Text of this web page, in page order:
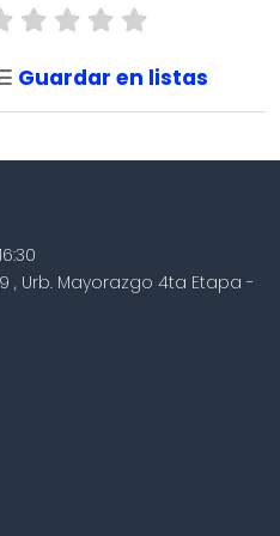
Guardar en listas
, Urb. Mayorazgo 4ta Etapa -